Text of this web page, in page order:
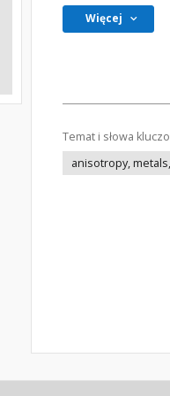
Więcej
Temat i słowa
anisotropy,